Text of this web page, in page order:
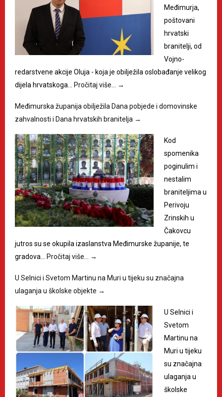
Međimurja,
poštovani
hrvatski
branitelji, od
Vojno-
redarstvene akcije Oluja - koja je obilježila oslobađanje velikog
dijela hrvatskoga…
Pročitaj više… →
Međimurska županija obilježila Dana pobjede i domovinske
zahvalnosti i Dana hrvatskih branitelja →
Kod
spomenika
poginulim i
nestalim
braniteljima u
Perivoju
Zrinskih u
Čakovcu
jutros su se okupila izaslanstva Međimurske županije, te
gradova…
Pročitaj više… →
U Selnici i Svetom Martinu na Muri u tijeku su značajna
ulaganja u školske objekte →
U Selnici i
Svetom
Martinu na
Muri u tijeku
su značajna
ulaganja u
školske